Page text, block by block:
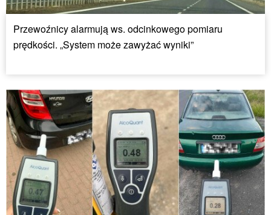
Przewoźnicy alarmują ws. odcinkowego pomiaru
prędkości. „System może zawyżać wyniki”